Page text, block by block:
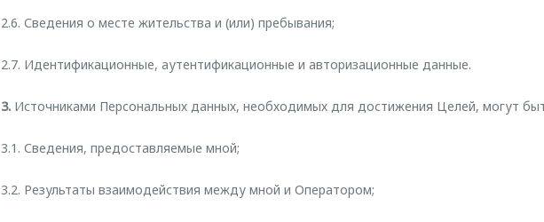
2.6. Сведения о месте жительства и (или) пребывания;
2.7. Идентификационные, аутентификационные и авторизационные данные.
3. Источниками Персональных данных, необходимых для достижения Целей, могут
3.1. Сведения, предоставляемые мной;
3.2. Результаты взаимодействия между мной и Оператором;